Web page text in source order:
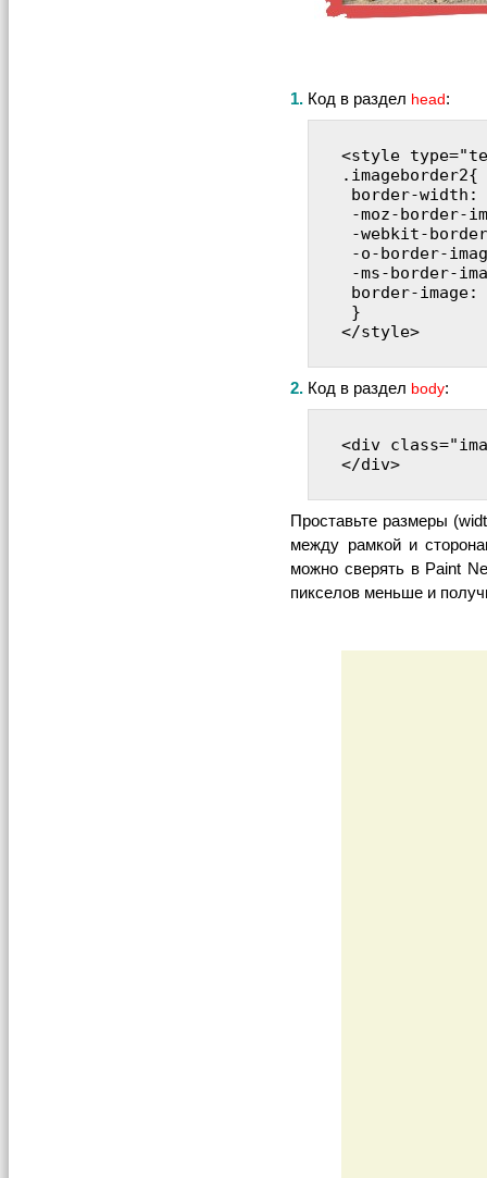
1. Код в раздел head:
<style
border-width:
-moz-border-
-webkit-
-o-border-
-ms-border-
border-
}
</style>
2. Код в раздел body:
<div
</div>
Проставьте размеры
между рамкой и
можно сверять в Paint
пикселов меньше и